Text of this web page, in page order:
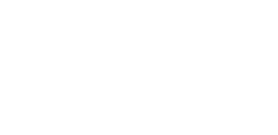
ョンメニュー、記事検索機能、テーマ切り替えボタンが含まれています。
ムページに移動します。